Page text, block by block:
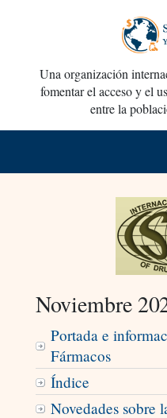
Una organización
fomentar el acceso y el
entre la
Noviembre
Portada e
Fármacos
Índice
Novedades sobre